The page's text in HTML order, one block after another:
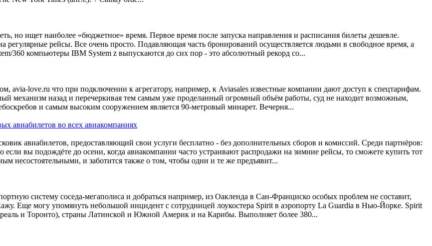
но ищет наиболее «бюджетное» время. Первое время после запуска направления и расписания билеты дешевле.
регулярные рейсы. Все очень просто. Подавляющая часть бронирований осуществляется людьми в свободное время, а
360 компьютеры IBM System z выпускаются до сих пор - это абсолютный рекорд со...
avia-love.ru что при подключении к агрегатору, например, к Aviasales известные компании дают доступ к спецтарифам.
механизм назад и перечеркивая тем самым уже проделанный огромный объём работы, суд не находит возможным,
и самым высоким сооружением является 90-метровый минарет. Вечерня...
авиабилетов во всех авиакомпаниях
авиабилетов, предоставляющий свои услуги бесплатно - без дополнительных сборов и комиссий. Среди партнёров:
вы подождёте до осени, когда авиакомпании часто устраивают распродажи на зимние рейсы, то сможете купить тот
несостоятельными, и заботится также о том, чтобы одни и те же предъявит...
систему соседа-мегаполиса и добраться например, из Оакленда в Сан-Франциско особых проблем не составит,
Еще могу упомянуть небольшой инцидент с сотрудницей лоукостера Spirit в аэропорту La Guardia в Нью-Йорке. Spirit
и Торонто), страны Латинской и Южной Америк и на Карибы. Выполняет более 380...